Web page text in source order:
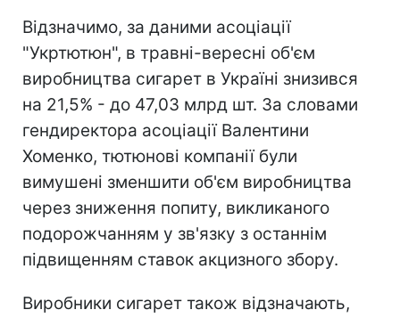
Відзначимо, за даними асоціації
"Укртютюн", в травні-вересні об'єм
виробництва сигарет в Україні знизився
на 21,5% - до 47,03 млрд шт. За словами
гендиректора асоціації Валентини
Хоменко, тютюнові компанії були
вимушені зменшити об'єм виробництва
через зниження попиту, викликаного
подорожчанням у зв'язку з останнім
підвищенням ставок акцизного збору.
Виробники сигарет також відзначають,